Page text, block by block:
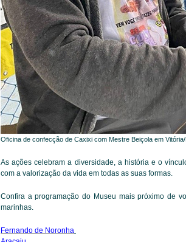
Oficina de confecção de Caxixi com Mestre Beiçola em
As ações celebram a diversidade, a história e o
com a valorização da vida em todas as suas formas.
Confira a programação do Museu mais próximo de
marinhas.
Fernando de Noronha